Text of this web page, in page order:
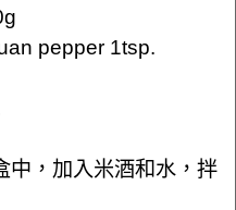
pepper 1tsp.
中，加入米酒和水，拌